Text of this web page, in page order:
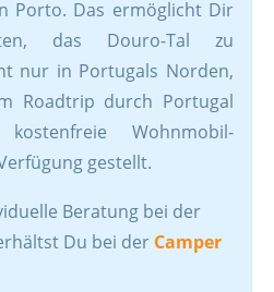
Porto. Das ermöglicht Dir
das Douro-Tal zu
nur in Portugals Norden,
Roadtrip durch Portugal
Wohnmobil-
gestellt.
Beratung bei der
Du bei der Camper